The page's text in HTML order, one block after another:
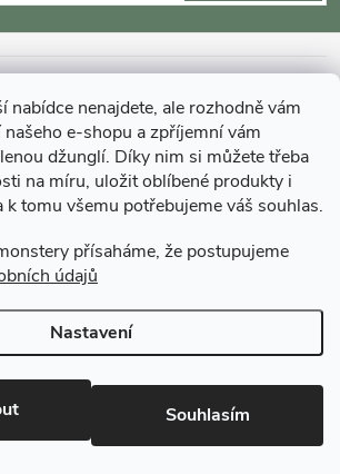
nabídce nenajdete, ale rozhodně vám
e-shopu a zpříjemní vám
džunglí. Díky nim si můžete třeba
na míru, uložit oblíbené produkty i
k tomu všemu potřebujeme váš souhlas.
přísaháme, že postupujeme
údajů
Nastavení
Souhlasím
ZAJÍMAT
Projekt, realizace a údržba zahrad a interiérů
eshop.cz. Všechna práva vyhrazena.Upravit
nastavení cookies